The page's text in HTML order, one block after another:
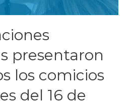
presentaron
los comicios
del 16 de